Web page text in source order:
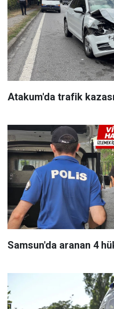
Atakum'da trafik
Samsun'da aranan 4